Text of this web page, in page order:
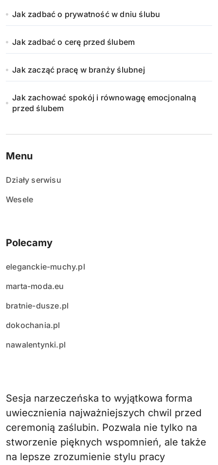
Jak zadbać o prywatność w dniu ślubu
Jak zadbać o cerę przed ślubem
Jak zacząć pracę w branży ślubnej
Jak zachować spokój i równowagę emocjonalną
przed ślubem
Menu
Działy serwisu
Wesele
Polecamy
eleganckie-muchy.pl
marta-moda.eu
bratnie-dusze.pl
dokochania.pl
nawalentynki.pl
Sesja narzeczeńska to wyjątkowa forma
uwiecznienia najważniejszych chwil przed
ceremonią zaślubin. Pozwala nie tylko na
stworzenie pięknych wspomnień, ale także
na lepsze zrozumienie stylu pracy